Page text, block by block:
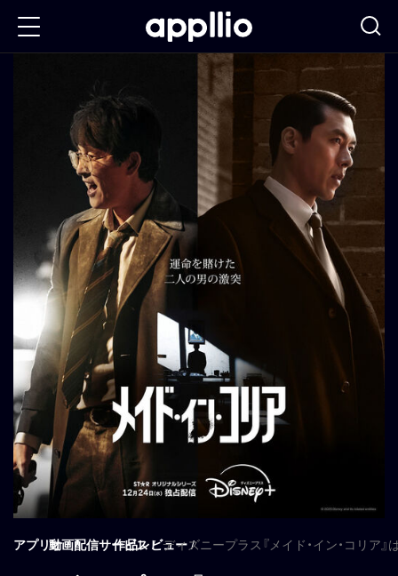
移
動
アプリオ動画配信サービス作品レビューディズニープラス『メイド・イン・コリア